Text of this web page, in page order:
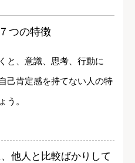
つの特徴
と、意識、思考、行動に
己肯定感を持てない人の特
う。
他人と比較ばかりして